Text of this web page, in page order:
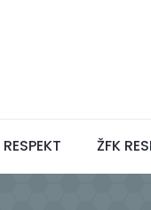
RESPEKT ŽFK